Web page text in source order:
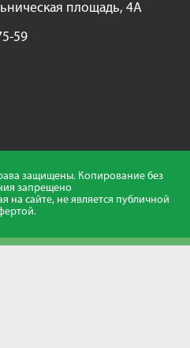
площадь, 4А
59
защищены. Копирование без
запрещено
на сайте, не является публичной